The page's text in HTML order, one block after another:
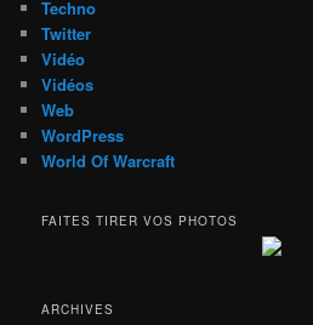
Techno
Twitter
Vidéo
Vidéos
Web
WordPress
World Of Warcraft
FAITES TIRER VOS PHOTOS
ARCHIVES